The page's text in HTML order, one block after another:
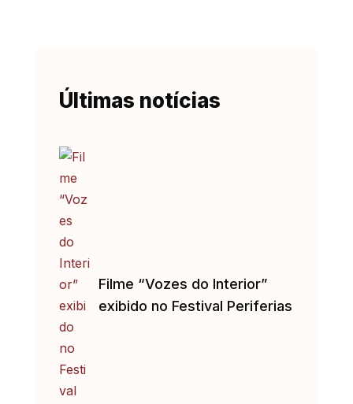
Últimas notícias
Filme “Vozes do Interior”
exibido no Festival Periferias